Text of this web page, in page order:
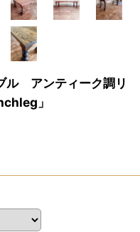
ル アンティーク調リ
」